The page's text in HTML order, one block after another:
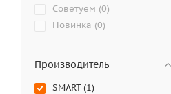
Советуем (0)
Новинка (0)
Производитель
SMART (1)